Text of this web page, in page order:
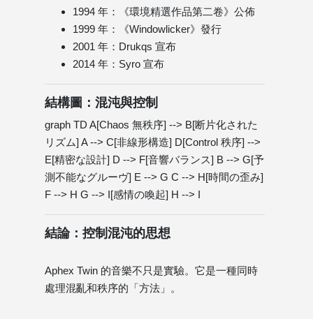
1994 年：《環境精選作品第二卷》公佈
1999 年：《Windowlicker》發行
2001 年：Drukqs 宣布
2014 年：Syro 宣布
結構圖：混沌與控制
graph TD A[Chaos 無秩序] --> B[断片化された
リズム] A --> C[非線形構造] D[Control 秩序] -->
E[精密な設計] D --> F[音響バランス] B --> G[予
測不能なグルーヴ] E --> G C --> H[時間の歪み]
F --> H G --> I[感情の喚起] H --> I
結論：控制混沌的思想
Aphex Twin 的音樂不只是實驗。它是一種同時
處理混亂和秩序的「方法」。